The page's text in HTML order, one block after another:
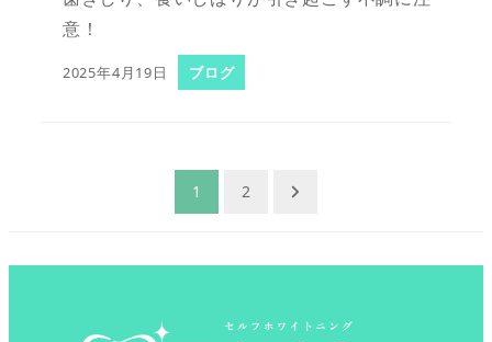
意！
2025年4月19日 ブログ
1 2